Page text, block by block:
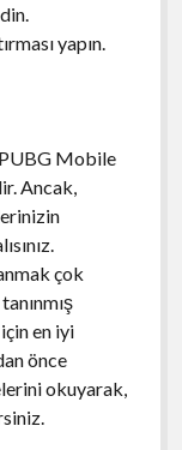
yapın.
Mobile
Ancak,
çok
en iyi
önce
okuyarak,